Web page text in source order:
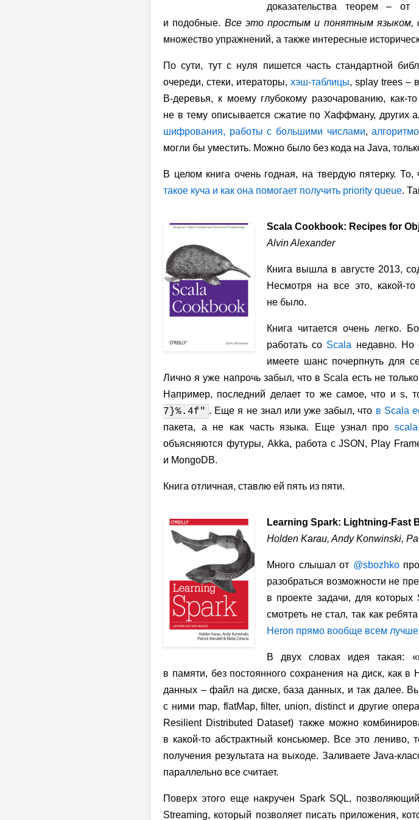
доказательства теорем – от
и подобные. Все это простым и понятным языком,
множество упражнений, а также интересные
По сути, тут с нуля пишется часть стандартной
очереди, стеки, итераторы, хэш-таблицы, splay trees –
B-деревья, к моему глубокому разочарованию, как-
не в тему описывается сжатие по Хаффману, других
шифрования, работы с большими числами,
могли бы уместить. Можно было без кода на Java,
В целом книга очень годная, на твердую пятерку.
такое куча и как она помогает получить priority queue.
Scala Cookbook: Recipes for
Alvin Alexander
Книга вышла в августе 2013,
Несмотря на все это, какой-
не было.
Книга читается очень легко.
работать со Scala недавно. Но
имеете шанс почерпнуть для
Лично я уже напрочь забыл, что в Scala есть не
Например, последний делает то же самое, что и s,
7}%.4f" . Еще я не знал или уже забыл, что в Scala
пакета, а не как часть языка. Еще узнал про
объясняются футуры, Akka, работа с JSON, Play
и MongoDB.
Книга отличная, ставлю ей пять из пяти.
Learning Spark: Lightning-Fast
Holden Karau, Andy Konwinski,
Много слышал от @sbozhkoпро
разобраться возможности не
в проекте задачи, для
смотреть не стал, так как
Heron прямо вообще всем лучше
В двух словах идея такая:
в памяти, без постоянного сохранения на диск, как в
данных – файл на диске, база данных, и так далее.
с ними map, flatMap, filter, union, distinct и другие
Resilient Distributed Dataset) также можно
в какой-то абстрактный консьюмер. Все это лениво,
получения результата на выходе. Заливаете Java-
параллельно все считает.
Поверх этого еще накручен Spark SQL,
Streaming, который позволяет писать приложения,